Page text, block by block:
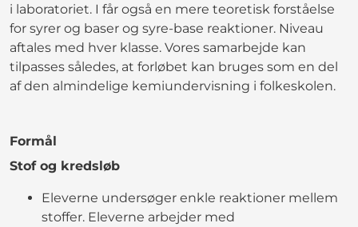
i laboratoriet. I får også en mere teoretisk forståelse
for syrer og baser og syre-base reaktioner. Niveau
aftales med hver klasse. Vores samarbejde kan
tilpasses således, at forløbet kan bruges som en del
af den almindelige kemiundervisning i folkeskolen.
Formål
Stof og kredsløb
Eleverne undersøger enkle reaktioner mellem
stoffer. Eleverne arbejder med